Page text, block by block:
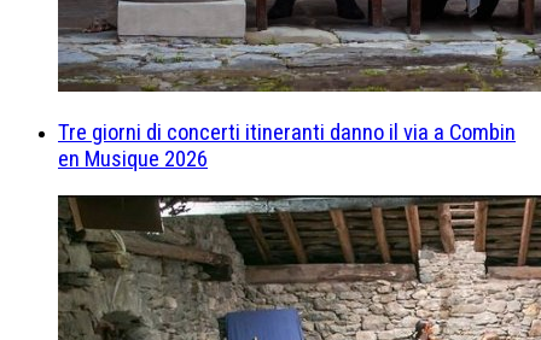
Tre giorni di concerti itineranti danno il via a Combin
en Musique 2026